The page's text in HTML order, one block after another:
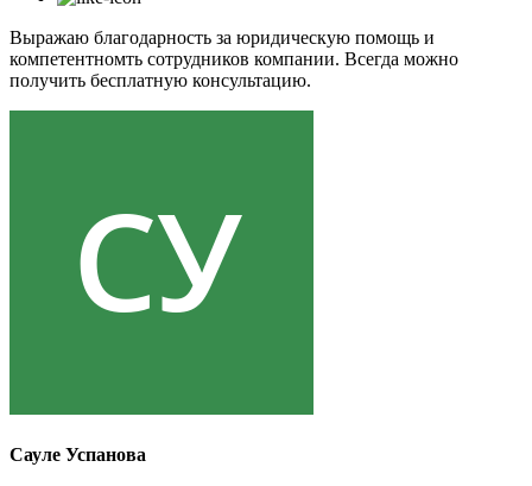
Выражаю благодарность за юридическую помощь и
компетентномть сотрудников компании. Всегда можно
получить бесплатную консультацию.
Сауле Успанова